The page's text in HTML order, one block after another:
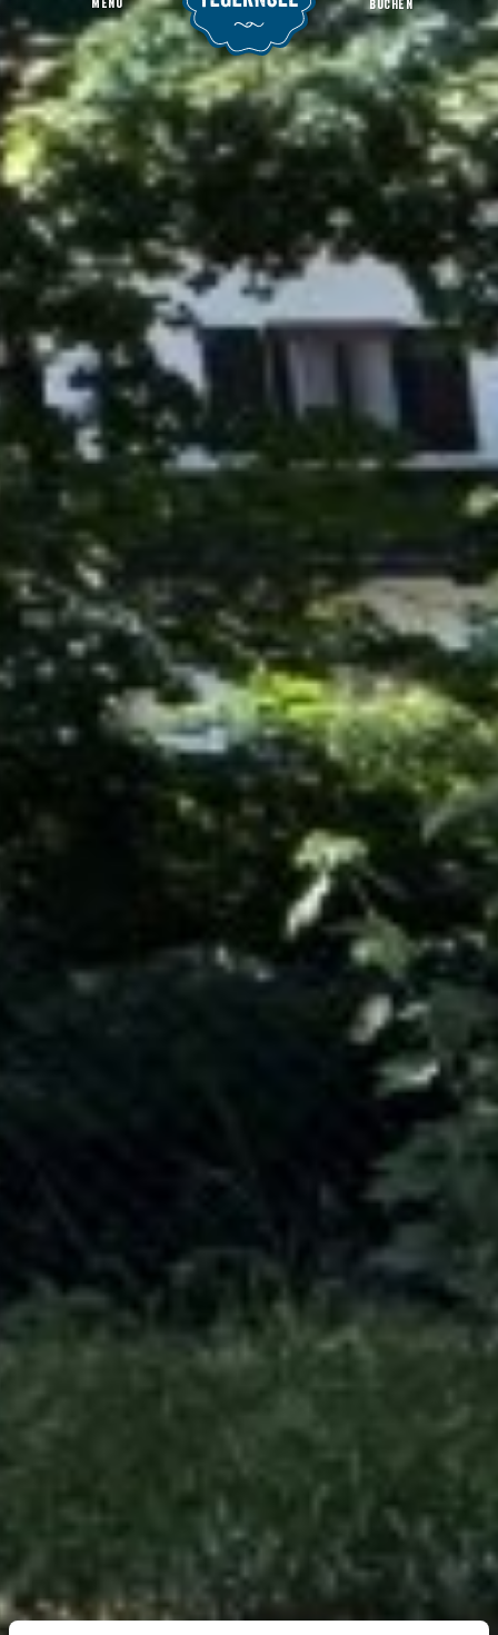
Startseite Ladestation für Elektroautos - Autohaus Unterberger
MENU BUCHEN